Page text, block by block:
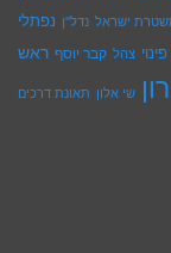
ישראל נדל''ן נפתלי
פינוי צהל קבר יוסף ראש
שי אלון תאונת דרכים